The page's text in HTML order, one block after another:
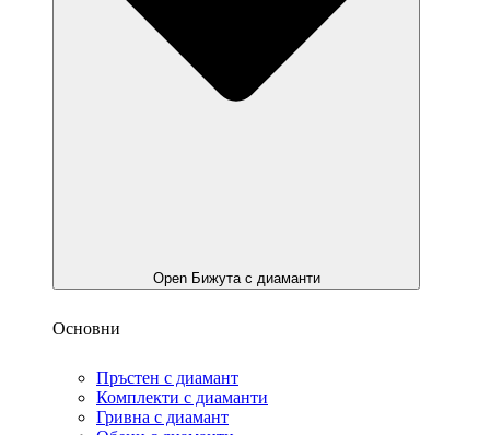
Open Бижута с диаманти
Основни
Пръстен с диамант
Комплекти с диаманти
Гривнa с диамант